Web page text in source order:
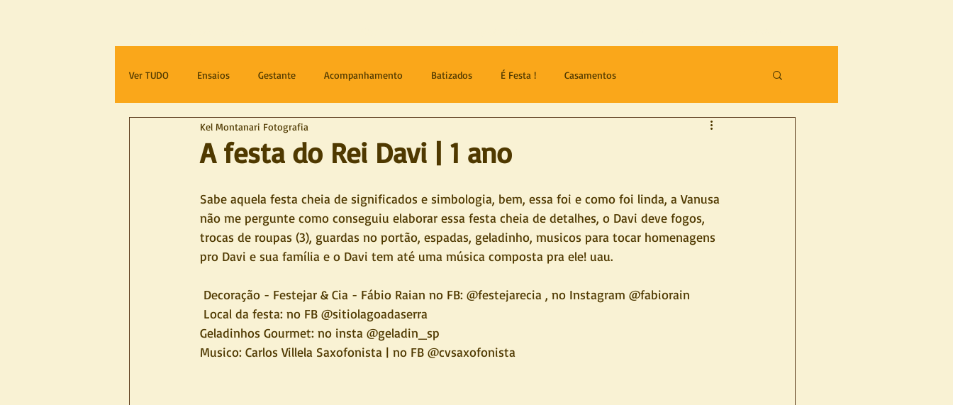
Ver TUDO Ensaios Gestante Acompanhamento Batizados É Festa ! Casamentos
A festa do Rei Davi | 1 ano
Kel Montanari Fotografia
Sabe aquela festa cheia de significados e simbologia, bem, essa foi e como foi linda, a Vanusa
não me pergunte como conseguiu elaborar essa festa cheia de detalhes, o Davi deve fogos,
trocas de roupas (3), guardas no portão, espadas, geladinho, musicos para tocar homenagens
pro Davi e sua família e o Davi tem até uma música composta pra ele! uau.
Decoração - Festejar & Cia - Fábio Raian no FB: @festejarecia , no Instagram @fabiorain
Local da festa: no FB @sitiolagoadaserra
Geladinhos Gourmet: no insta @geladin_sp
Musico: Carlos Villela Saxofonista | no FB @cvsaxofonista